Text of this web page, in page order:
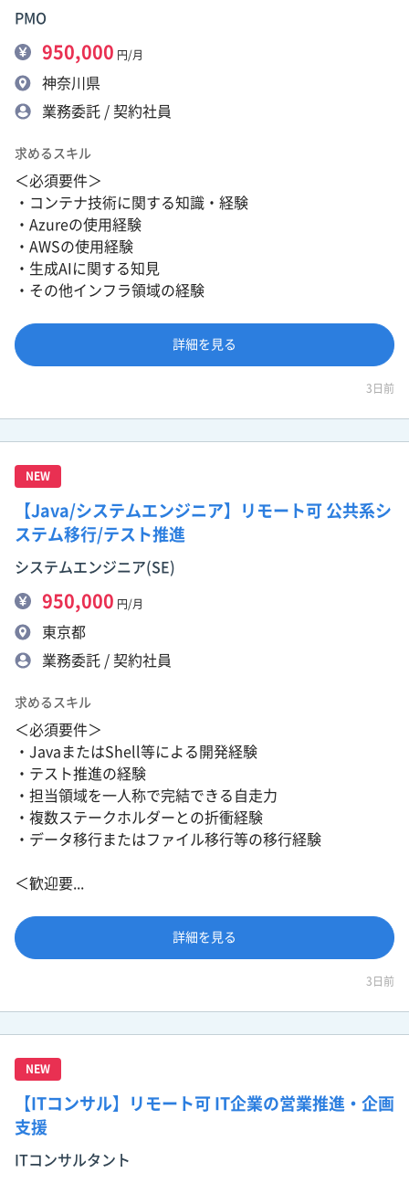
PMO
950,000 円/月
神奈川県
業務委託 / 契約社員
求めるスキル
＜必須要件＞
・コンテナ技術に関する知識・経験
・Azureの使用経験
・AWSの使用経験
・生成AIに関する知見
・その他インフラ領域の経験
詳細を見る
3日前
NEW
【Java/システムエンジニア】リモート可 公共系シ
ステム移行/テスト推進
システムエンジニア(SE)
950,000 円/月
東京都
業務委託 / 契約社員
求めるスキル
＜必須要件＞
・JavaまたはShell等による開発経験
・テスト推進の経験
・担当領域を一人称で完結できる自走力
・複数ステークホルダーとの折衝経験
・データ移行またはファイル移行等の移行経験
＜歓迎要...
詳細を見る
3日前
NEW
【ITコンサル】リモート可 IT企業の営業推進・企画
支援
ITコンサルタント